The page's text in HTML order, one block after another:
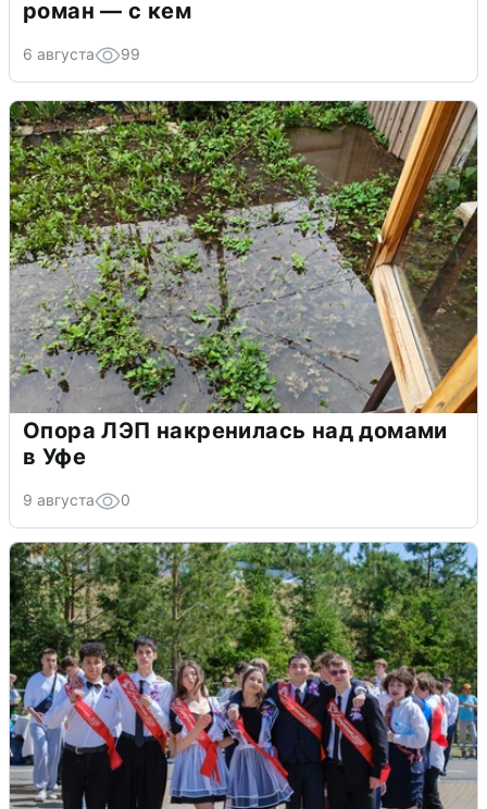
роман — с кем
6 августа 99
Опора ЛЭП накренилась над домами
в Уфе
9 августа 0